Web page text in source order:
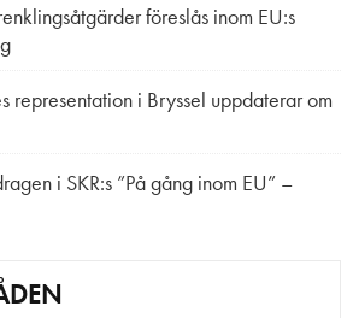
föreslås inom EU:s
representation i Bryssel uppdaterar om
i SKR:s ”På gång inom EU” –